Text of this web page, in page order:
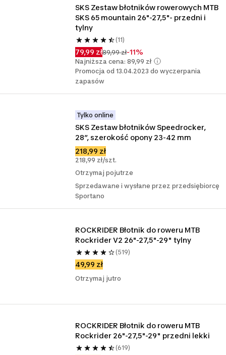
SKS Zestaw błotników rowerowych MTB
SKS 65 mountain 26"-27,5"- przedni i
tylny
(11)
79,99 zł89,99 zł-11%
Najniższa cena: 89,99 zł
Promocja od 13.04.2023 do wyczerpania
zapasów
Tylko online
SKS Zestaw błotników Speedrocker,
28”, szerokość opony 23-42 mm
218,99 zł
218,99 zł/szt.
Otrzymaj pojutrze
Sprzedawane i wysłane przez przedsiębiorcę
Sportano
ROCKRIDER Błotnik do roweru MTB
Rockrider V2 26"-27,5"-29" tylny
(519)
49,99 zł
Otrzymaj jutro
ROCKRIDER Błotnik do roweru MTB
Rockrider 26"-27,5"-29" przedni lekki
(619)